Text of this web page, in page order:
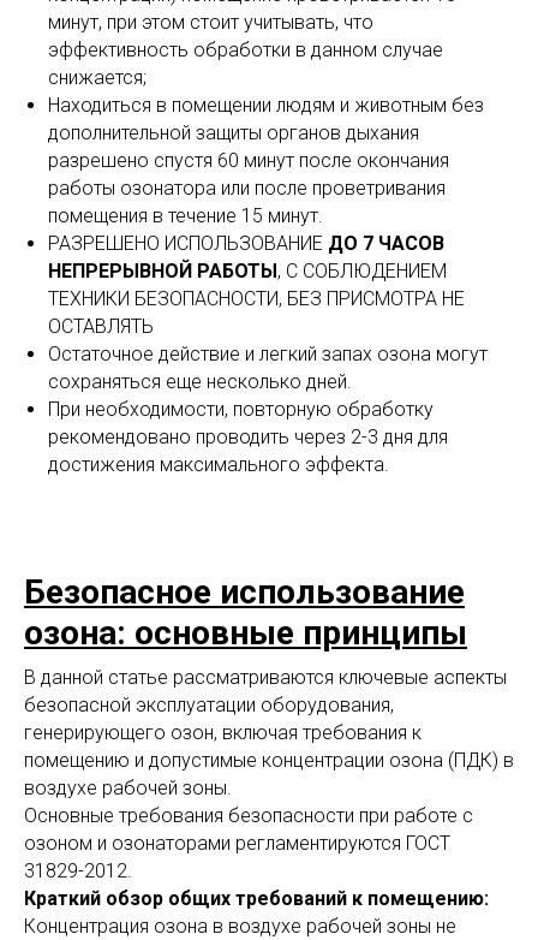
минут, при этом стоит учитывать, что
эффективность обработки в данном случае
снижается;
Находиться в помещении людям и животным без
дополнительной защиты органов дыхания
разрешено спустя 60 минут после окончания
работы озонатора или после проветривания
помещения в течение 15 минут.
РАЗРЕШЕНО ИСПОЛЬЗОВАНИЕ ДО 7 ЧАСОВ
НЕПРЕРЫВНОЙ РАБОТЫ, С СОБЛЮДЕНИЕМ
ТЕХНИКИ БЕЗОПАСНОСТИ, БЕЗ ПРИСМОТРА НЕ
ОСТАВЛЯТЬ
Остаточное действие и легкий запах озона могут
сохраняться еще несколько дней.
При необходимости, повторную обработку
рекомендовано проводить через 2-3 дня для
достижения максимального эффекта.
Безопасное использование
озона: основные принципы
В данной статье рассматриваются ключевые аспекты
безопасной эксплуатации оборудования,
генерирующего озон, включая требования к
помещению и допустимые концентрации озона (ПДК) в
воздухе рабочей зоны.
Основные требования безопасности при работе с
озоном и озонаторами регламентируются ГОСТ
31829-2012.
Краткий обзор общих требований к помещению:
Концентрация озона в воздухе рабочей зоны не